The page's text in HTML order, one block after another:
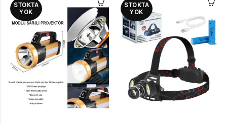
STOKTA
YOK
STOKTA
YOK